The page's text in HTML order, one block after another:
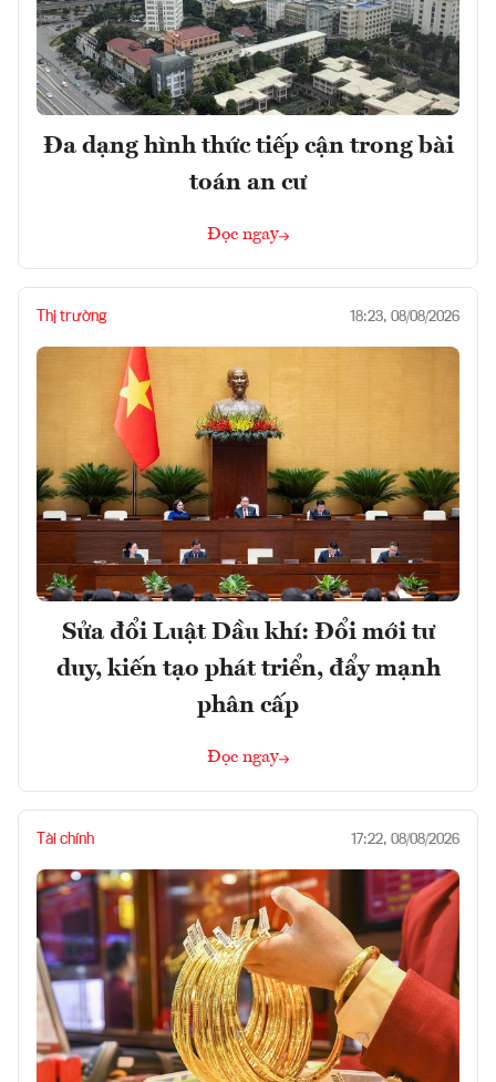
Đa dạng hình thức tiếp cận trong bài
toán an cư
Đọc ngay
Thị trường 18:23, 08/08/2026
Sửa đổi Luật Dầu khí: Đổi mới tư
duy, kiến tạo phát triển, đẩy mạnh
phân cấp
Đọc ngay
Tài chính 17:22, 08/08/2026